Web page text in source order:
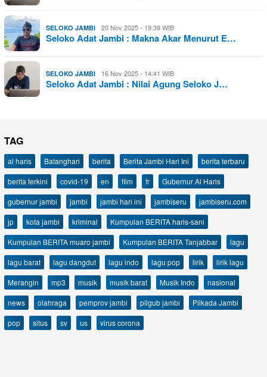
SELOKO JAMBI 20 Nov 2025 - 19:39 WIB
Seloko Adat Jambi : Makna Akar Menurut E…
SELOKO JAMBI 16 Nov 2025 - 14:41 WIB
Seloko Adat Jambi : Nilai Agung Seloko J…
TAG
al haris Batanghari berita Berita Jambi Hari Ini
berita terbaru
berita terkini
covid-19 en film fr
Gubernur Al Haris
gubernur jambi
jambi jambi hari ini jambiseru
jambiseru.com
jp
kota jambi kriminal
Kumpulan BERITA haris-sani
Kumpulan BERITA muaro jambi
Kumpulan BERITA Tanjabbar
lagu
lagu barat
lagu dangdut lagu indo lagu pop lirik
lirik lagu
Merangin
mp3 musik musik barat Musik Indo
nasional
news
olahraga pemprov jambi pilgub jambi
Pilkada Jambi
pop
situs sv us virus corona